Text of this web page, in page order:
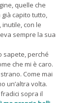
quelle che
capito tutto,
con le
sempre la sua
sapete, perché
che mi è caro.
Come mai
un’altra volta.
sopra il